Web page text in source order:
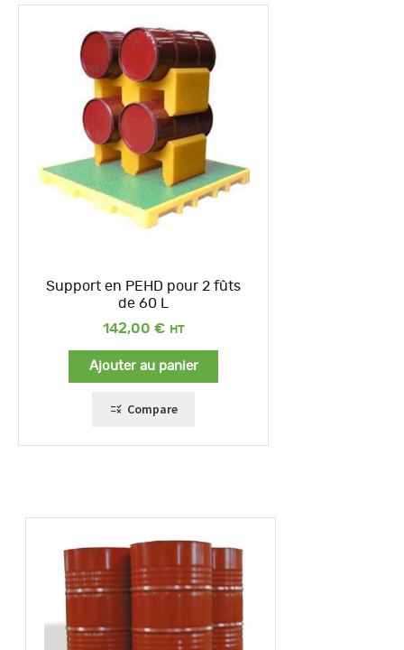
Support en PEHD pour 2 fûts
de 60 L
142,00 €
Ajouter au panier
Compare